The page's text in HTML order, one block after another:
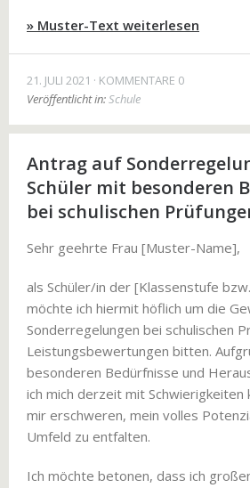
» Muster-Text weiterlesen
21. JULI 2021
KOMMENTARE 0
Veröffentlicht in:Schule
Antrag auf
Schüler mit besonderen
bei schulischen
Sehr geehrte Frau [Muster-Name],
als Schüler/in der [Klassenstufe
möchte ich hiermit höflich um die
Sonderregelungen bei schulischen
Leistungsbewertungen bitten.
besonderen Bedürfnisse und
ich mich derzeit mit
mir erschweren, mein volles
Umfeld zu entfalten.
Ich möchte betonen, dass ich